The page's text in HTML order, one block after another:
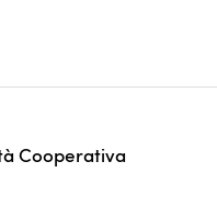
Cooperativa